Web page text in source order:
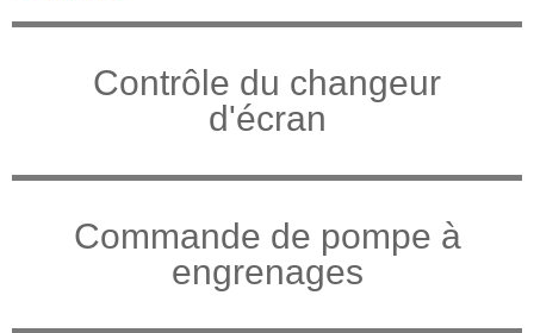
Contrôle du changeur
d'écran
Commande de pompe à
engrenages